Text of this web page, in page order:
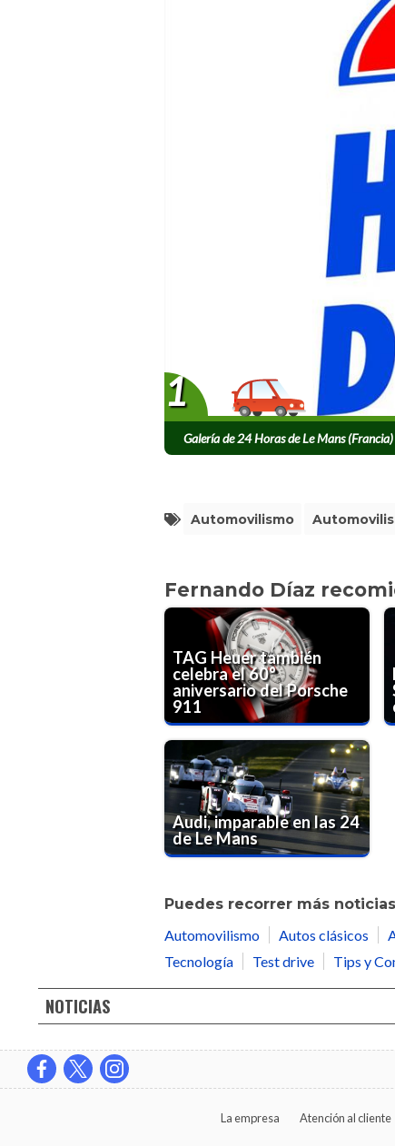
Galería de 24 Horas de Le Mans (Francia)
1
Automovilismo
Fernando Díaz
TAG Heuer también
celebra el 60°
aniversario del Porsche
911
Audi, imparable en las 24
de Le Mans
Puedes recorrer más
Automovilismo
Autos clásicos
Tecnología
Test drive Tips y
NOTICIAS
La empresa Atención al cliente